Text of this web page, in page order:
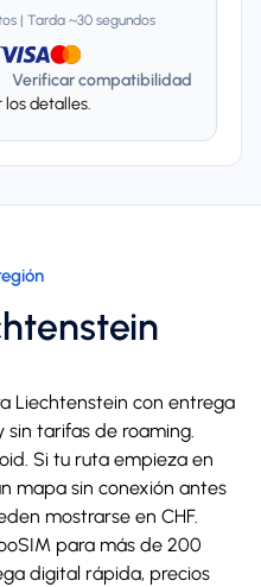
| Tarda ~30 segundos
Verificar compatibilidad
detalles.
Liechtenstein con entrega
tarifas de roaming.
Si tu ruta empieza en
mapa sin conexión antes
mostrarse en CHF.
para más de 200
digital rápida, precios